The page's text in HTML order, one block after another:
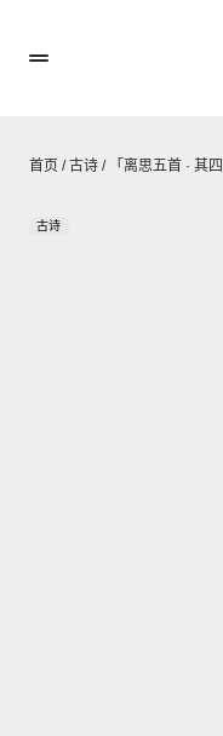
首页 /古诗 / 「离思五首 · 其
古诗